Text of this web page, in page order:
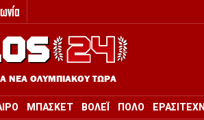
ΝΕΑ ΟΛΥΜΠΙΑΚΟΥ ΤΩΡΑ
ΜΠΑΣΚΕΤ ΒΟΛΕΪ ΠΟΛΟ